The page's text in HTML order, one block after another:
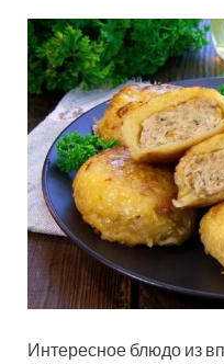
Интересное блюдо из